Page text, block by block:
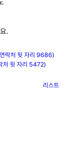
.
락처 뒷 자리 9686)
처 뒷 자리 5472)
리스트